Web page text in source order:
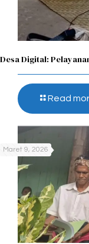
Desa Digital:
Read
Maret 9, 2026